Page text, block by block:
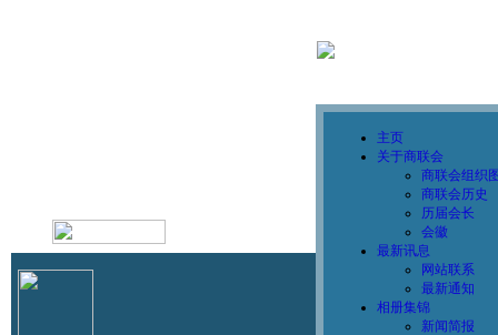
主页
关于商联会
商联会组织
商联会历史
历届会长
会徽
最新讯息
网站联系
最新通知
相册集锦
新闻简报